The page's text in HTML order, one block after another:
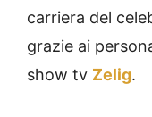
carriera del
grazie ai
show tv Zelig.